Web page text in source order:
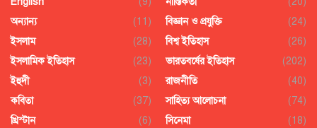
অন্যান্য
(11)
ইসলাম
(28)
ইসলামিক ইতিহাস
(23)
ইহুদী
(3)
কবিতা
(37)
খ্রিস্টান
(6)
বিজ্ঞান ও প্রযুক্তি
(24)
বিশ্ব ইতিহাস
(26)
ভারতবর্ষের ইতিহাস
(202)
রাজনীতি
(40)
সাহিত্য আলোচনা
(74)
সিনেমা
(18)